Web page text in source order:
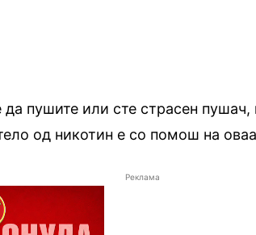
да пушите или сте страсен пушач,
од никотин е со помош на
Реклама